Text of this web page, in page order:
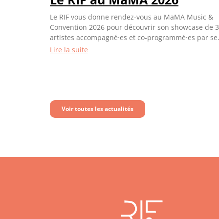
Le RIF vous donne rendez-vous au MaMA Music &
Convention 2026 pour découvrir son showcase de 3
artistes accompagné·es et co-programmé·es par
adhérents et sa conférence.
Lire la suite
Voir toutes les actualités